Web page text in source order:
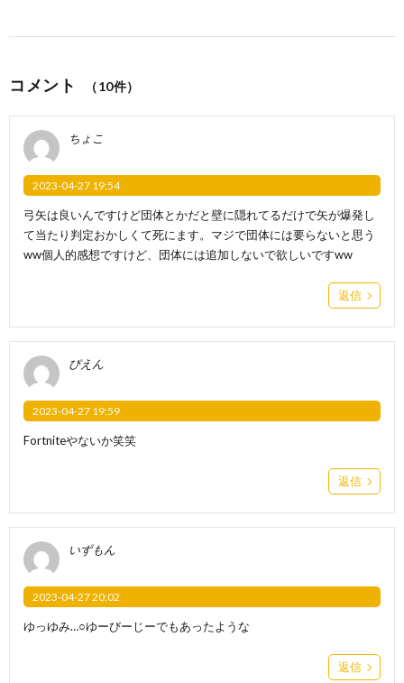
コメント （10件）
ちょこ
2023-04-27 19:54
弓矢は良いんですけど団体とかだと壁に隠れてるだけで矢が爆発し
て当たり判定おかしくて死にます。マジで団体には要らないと思う
ww個人的感想ですけど、団体には追加しないで欲しいですww
返信
ぴえん
2023-04-27 19:59
Fortniteやないか笑笑
返信
いずもん
2023-04-27 20:02
ゆっゆみ…○ゆーびーじーでもあったような
返信